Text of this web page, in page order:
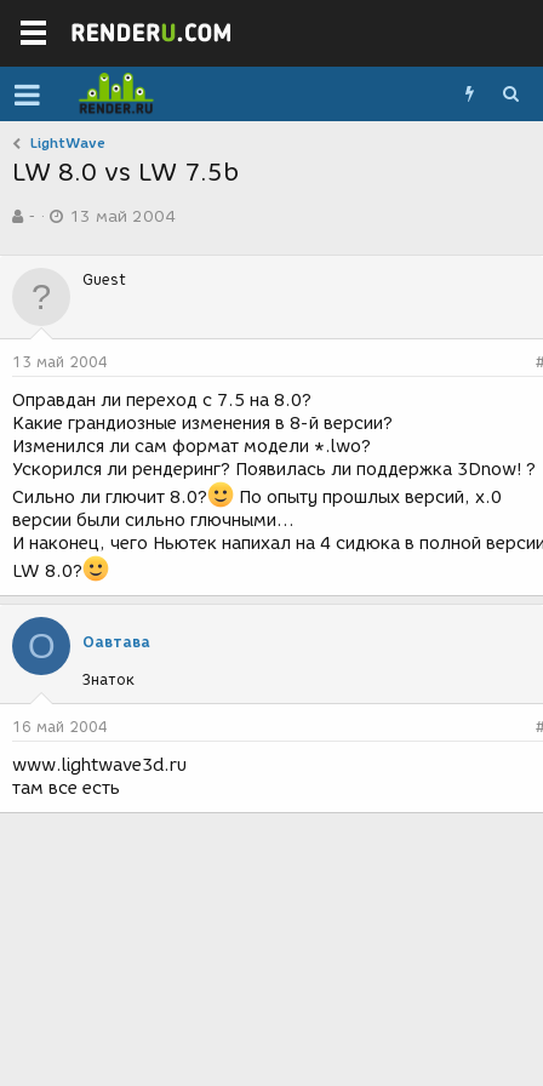
LightWave
LW 8.0 vs LW 7.5b
в
р
м
-
а
д
н
и
я
13 май 2004
Guest
13 май 2004
Оправдан ли переход с 7.5 на 8.0?
Какие грандиозные изменения в 8-й версии?
Изменился ли сам формат модели *.lwo?
Ускорился ли рендеринг? Появилась ли поддержка 3Dnow! ?
Сильно ли глючит 8.0?
По опыту прошлых версий, х.0
версии были сильно глючными...
И наконец, чего Ньютек напихал на 4 сидюка в полной
LW 8.0?
О Оавтава
Знаток
16 май 2004
www.lightwave3d.ru
там все есть